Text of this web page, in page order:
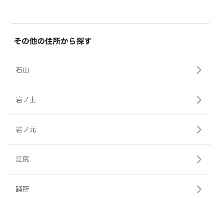
その他の住所から探す
石山
岩ノ上
岩ノ元
江尻
踊所